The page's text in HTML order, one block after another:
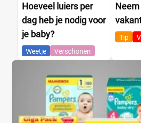
Hoeveel luiers per
dag heb je nodig voor
je baby?
Weetje Verschonen
Tip